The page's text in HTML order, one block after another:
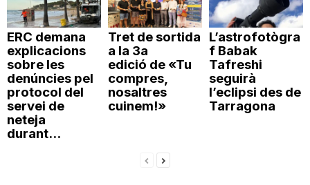
ERC demana
explicacions
sobre les
denúncies pel
protocol del
servei de
neteja
durant...
Tret de sortida
a la 3a
edició de «Tu
compres,
nosaltres
cuinem!»
L’astrofotògra
f Babak
Tafreshi
seguirà
l’eclipsi des de
Tarragona